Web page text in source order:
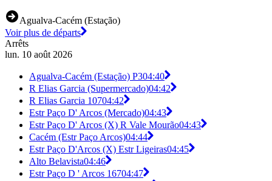
Agualva-Cacém (Estação)
Voir plus de départs
Arrêts
lun. 10 août 2026
Agualva-Cacém (Estação) P304:40
R Elias Garcia (Supermercado)04:42
R Elias Garcia 10704:42
Estr Paço D' Arcos (Mercado)04:43
Estr Paço D' Arcos (X) R Vale Mourão04:43
Cacém (Estr Paço Arcos)04:44
Estr Paço D'Arcos (X) Estr Ligeiras04:45
Alto Belavista04:46
Estr Paço D ' Arcos 16704:47